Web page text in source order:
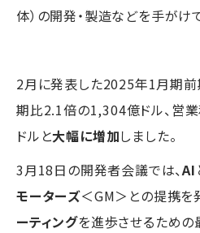
体）の開発・製造などを手がけ
2月に発表した2025年1月期
期比2.1倍の1,304億ドル、営
ドルと大幅に増加しました。
3月18日の開発者会議では、AI
モーターズ＜GM＞との提携を
ーティングを進歩させるため